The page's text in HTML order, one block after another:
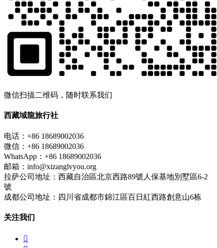
微信扫描二维码，随时联系我们
西藏域龍旅行社
电话：+86 18689002036
微信：+86 18689002036
WhatsApp：+86 18689002036
邮箱：info@xizanglvyou.org
拉萨公司地址：西藏自治區北京西路89號人保基地別墅區6-2
號
成都公司地址：四川省成都市錦江區百日紅西路創意山6栋
关注我们
